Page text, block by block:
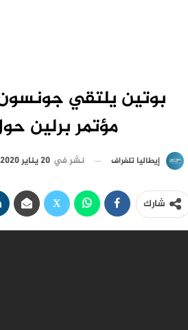
بوتين يلتقي
مؤتمر برلين
إيطاليا تلغراف نشر في 20 يناير 2020 الساعة 12 و 50 دقيقة
شارك